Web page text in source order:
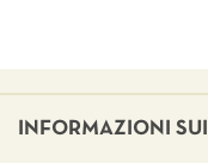
INFORMAZIONI